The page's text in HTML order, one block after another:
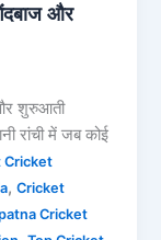
और
शुरुआती
रांची में जब कोई
Cricket
,Cricket
Cricket